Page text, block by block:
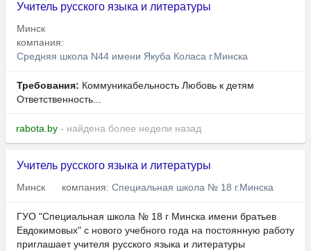
Учитель русского языка и литературы
Минск
компания:
Средняя школа N44 имени Якуба Коласа г.Минска
Требования: Коммуникабельность Любовь к детям
Ответственность...
rabota.by - найдена более недели назад
Учитель русского языка и литературы
Минск компания: Специальная школа № 18 г.Минска
ГУО "Специальная школа № 18 г Минска имени братьев
Евдокимовых" с нового учебного года на постоянную работу
приглашает учителя русского языка и литературы